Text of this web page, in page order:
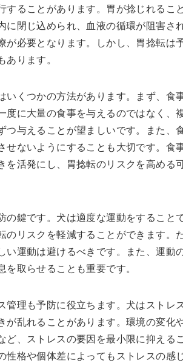
することがあります。胃が捻じれるこ
に閉じ込められ、血液の循環が阻害さ
が必要となります。しかし、胃捻転は
ります。
いくつかの方法があります。まず、食
度に大量の食事を与えるのではなく、
つ与えることが望ましいです。また、
せないようにすることも大切です。食
を活発にし、胃捻転のリスクを高める
の鍵です。犬は適度な運動をすること
のリスクを軽減することができます。
い運動は避けるべきです。また、運動
を取らせることも重要です。
管理も予防に役立ちます。犬はストレ
が乱れることがあります。環境の変化
ど、ストレスの要因を最小限に抑える
性格や個体差によってもストレスの感